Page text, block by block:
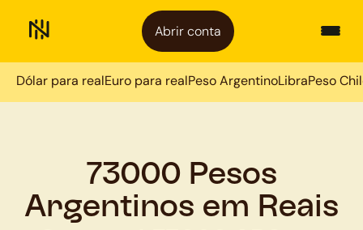
Abrir conta
Dólar para realEuro para realPeso ArgentinoLibraPeso
73000 Pesos
Argentinos em Reais